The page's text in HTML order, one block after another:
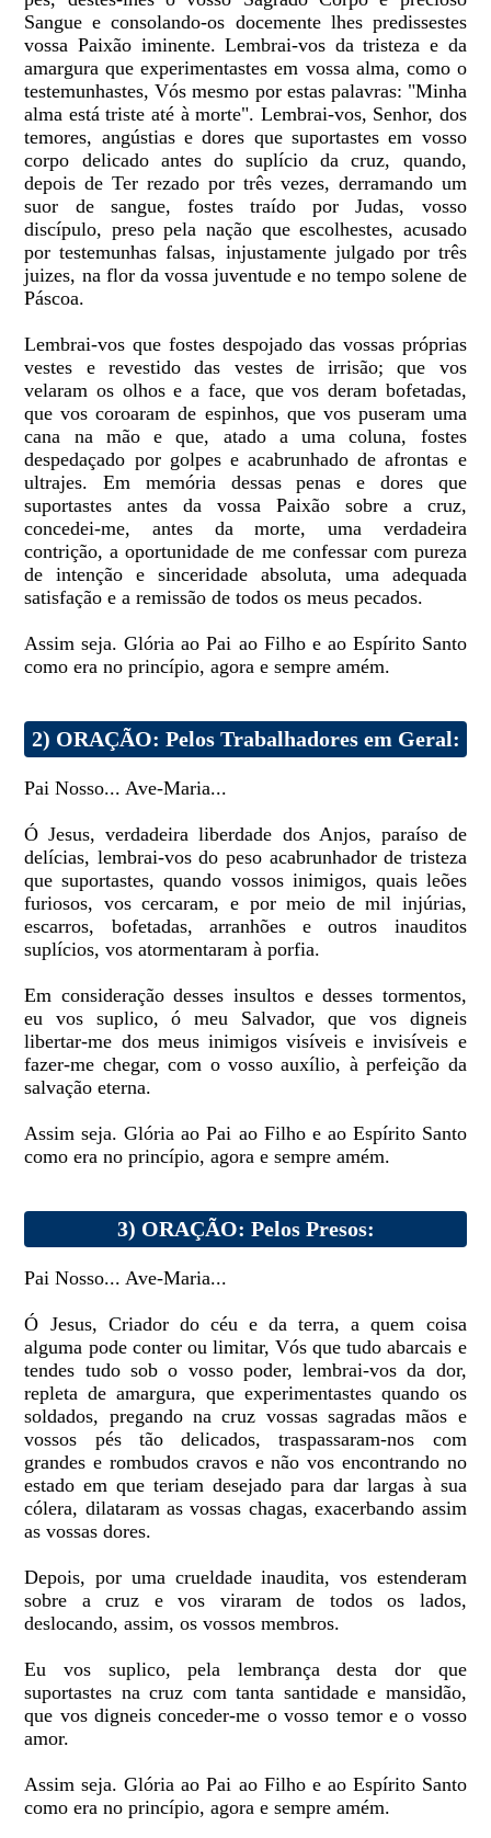
Sangue e consolando-os docemente lhes predissestes
vossa Paixão iminente. Lembrai-vos da tristeza e da
amargura que experimentastes em vossa alma, como o
testemunhastes, Vós mesmo por estas palavras: "Minha
alma está triste até à morte". Lembrai-vos, Senhor, dos
temores, angústias e dores que suportastes em vosso
corpo delicado antes do suplício da cruz, quando,
depois de Ter rezado por três vezes, derramando um
suor de sangue, fostes traído por Judas, vosso
discípulo, preso pela nação que escolhestes, acusado
por testemunhas falsas, injustamente julgado por três
juizes, na flor da vossa juventude e no tempo solene de
Páscoa.
Lembrai-vos que fostes despojado das vossas próprias
vestes e revestido das vestes de irrisão; que vos
velaram os olhos e a face, que vos deram bofetadas,
que vos coroaram de espinhos, que vos puseram uma
cana na mão e que, atado a uma coluna, fostes
despedaçado por golpes e acabrunhado de afrontas e
ultrajes. Em memória dessas penas e dores que
suportastes antes da vossa Paixão sobre a cruz,
concedei-me, antes da morte, uma verdadeira
contrição, a oportunidade de me confessar com pureza
de intenção e sinceridade absoluta, uma adequada
satisfação e a remissão de todos os meus pecados.
Assim seja. Glória ao Pai ao Filho e ao Espírito Santo
como era no princípio, agora e sempre amém.
2) ORAÇÃO: Pelos Trabalhadores em Geral:
Pai Nosso... Ave-Maria...
Ó Jesus, verdadeira liberdade dos Anjos, paraíso de
delícias, lembrai-vos do peso acabrunhador de tristeza
que suportastes, quando vossos inimigos, quais leões
furiosos, vos cercaram, e por meio de mil injúrias,
escarros, bofetadas, arranhões e outros inauditos
suplícios, vos atormentaram à porfia.
Em consideração desses insultos e desses tormentos,
eu vos suplico, ó meu Salvador, que vos digneis
libertar-me dos meus inimigos visíveis e invisíveis e
fazer-me chegar, com o vosso auxílio, à perfeição da
salvação eterna.
Assim seja. Glória ao Pai ao Filho e ao Espírito Santo
como era no princípio, agora e sempre amém.
3) ORAÇÃO: Pelos Presos:
Pai Nosso... Ave-Maria...
Ó Jesus, Criador do céu e da terra, a quem coisa
alguma pode conter ou limitar, Vós que tudo abarcais e
tendes tudo sob o vosso poder, lembrai-vos da dor,
repleta de amargura, que experimentastes quando os
soldados, pregando na cruz vossas sagradas mãos e
vossos pés tão delicados, traspassaram-nos com
grandes e rombudos cravos e não vos encontrando no
estado em que teriam desejado para dar largas à sua
cólera, dilataram as vossas chagas, exacerbando assim
as vossas dores.
Depois, por uma crueldade inaudita, vos estenderam
sobre a cruz e vos viraram de todos os lados,
deslocando, assim, os vossos membros.
Eu vos suplico, pela lembrança desta dor que
suportastes na cruz com tanta santidade e mansidão,
que vos digneis conceder-me o vosso temor e o vosso
amor.
Assim seja. Glória ao Pai ao Filho e ao Espírito Santo
como era no princípio, agora e sempre amém.